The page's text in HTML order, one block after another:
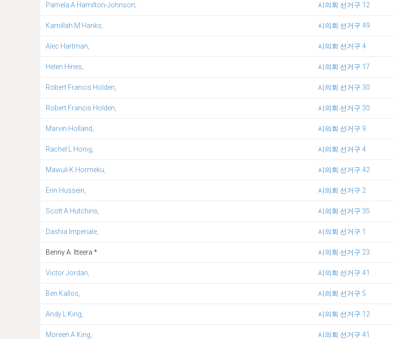
Pamela A Hamilton-Johnson, 시의회 선거구 12
Kamillah M Hanks, 시의회 선거구 49
Alec Hartman, 시의회 선거구 4
Helen Hines, 시의회 선거구 17
Robert Francis Holden, 시의회 선거구 30
Robert Francis Holden, 시의회 선거구 30
Marvin Holland, 시의회 선거구 9
Rachel L Honig, 시의회 선거구 4
Mawuli K Hormeku, 시의회 선거구 42
Erin Hussein, 시의회 선거구 2
Scott A Hutchins, 시의회 선거구 35
Dashia Imperiale, 시의회 선거구 1
Benny A. Itteera * 시의회 선거구 23
Victor Jordan, 시의회 선거구 41
Ben Kallos, 시의회 선거구 5
Andy L King, 시의회 선거구 12
Moreen A King, 시의회 선거구 41